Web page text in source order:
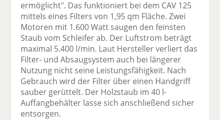
ermöglicht". Das funktioniert bei dem CAV 125
mittels eines Filters von 1,95 qm Fläche. Zwei
Motoren mit 1.600 Watt saugen den feinsten
Staub vom Schleifer ab. Der Luftstrom beträgt
maximal 5.400 l/min. Laut Hersteller verliert das
Filter- und Absaugsystem auch bei längerer
Nutzung nicht seine Leistungsfähigkeit. Nach
Gebrauch wird der Filter über einen Handgriff
sauber gerüttelt. Der Holzstaub im 40 l-
Auffangbehälter lasse sich anschließend sicher
entsorgen.